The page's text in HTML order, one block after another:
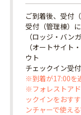
ご到着後、受付
受付（管理棟）
（ロッジ・バン
（オートサイト
ウト
チェックイン受
※到着が17:00を
※フォレストア
ックインをおす
ンチャーで使え